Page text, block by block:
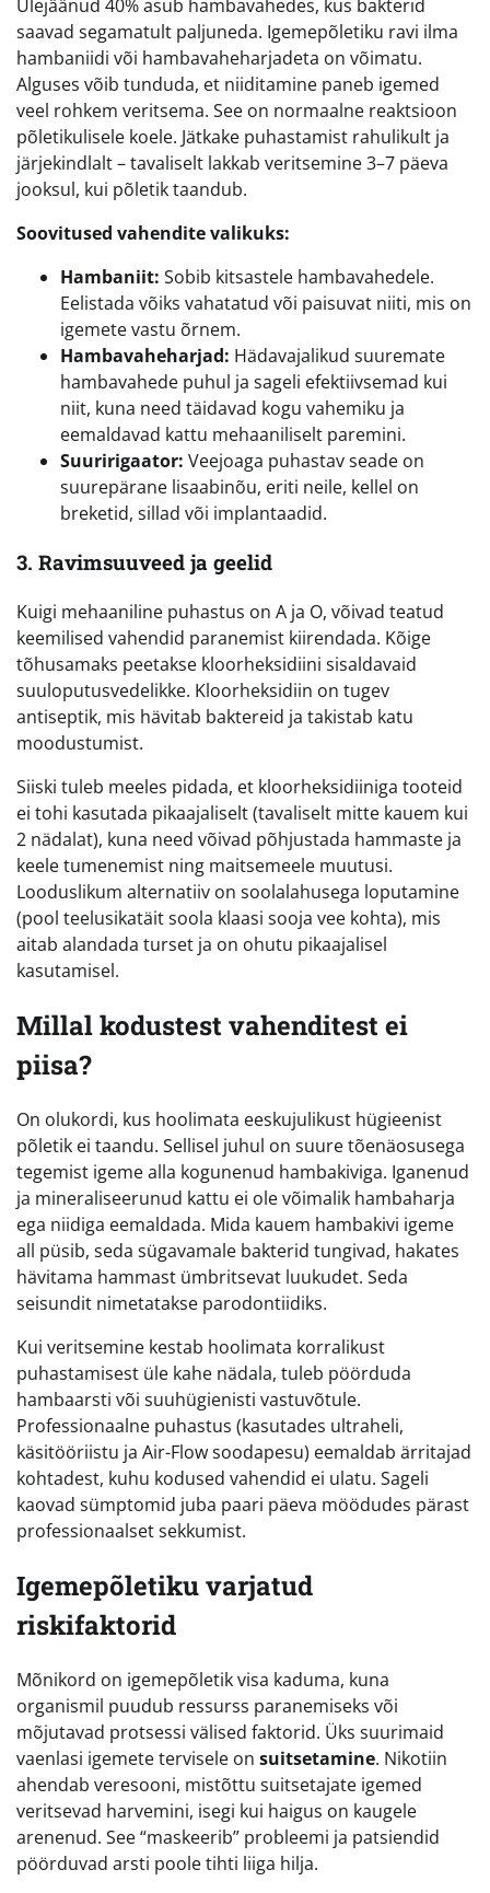
Ülejäänud 40% asub hambavahedes, kus bakterid
saavad segamatult paljuneda. Igemepõletiku ravi ilma
hambaniidi või hambavaheharjadeta on võimatu.
Alguses võib tunduda, et niiditamine paneb igemed
veel rohkem veritsema. See on normaalne reaktsioon
põletikulisele koele. Jätkake puhastamist rahulikult ja
järjekindlalt – tavaliselt lakkab veritsemine 3–7 päeva
jooksul, kui põletik taandub.
Soovitused vahendite valikuks:
Hambaniit: Sobib kitsastele hambavahedele.
Eelistada võiks vahatatud või paisuvat niiti, mis on
igemete vastu õrnem.
Hambavaheharjad: Hädavajalikud suuremate
hambavahede puhul ja sageli efektiivsemad kui
niit, kuna need täidavad kogu vahemiku ja
eemaldavad kattu mehaaniliselt paremini.
Suuririgaator: Veejoaga puhastav seade on
suurepärane lisaabinõu, eriti neile, kellel on
breketid, sillad või implantaadid.
3. Ravimsuuveed ja geelid
Kuigi mehaaniline puhastus on A ja O, võivad teatud
keemilised vahendid paranemist kiirendada. Kõige
tõhusamaks peetakse kloorheksidiini sisaldavaid
suuloputusvedelikke. Kloorheksidiin on tugev
antiseptik, mis hävitab baktereid ja takistab katu
moodustumist.
Siiski tuleb meeles pidada, et kloorheksidiiniga tooteid
ei tohi kasutada pikaajaliselt (tavaliselt mitte kauem kui
2 nädalat), kuna need võivad põhjustada hammaste ja
keele tumenemist ning maitsemeele muutusi.
Looduslikum alternatiiv on soolalahusega loputamine
(pool teelusikatäit soola klaasi sooja vee kohta), mis
aitab alandada turset ja on ohutu pikaajalisel
kasutamisel.
Millal kodustest vahenditest ei
piisa?
On olukordi, kus hoolimata eeskujulikust hügieenist
põletik ei taandu. Sellisel juhul on suure tõenäosusega
tegemist igeme alla kogunenud hambakiviga. Iganenud
ja mineraliseerunud kattu ei ole võimalik hambaharja
ega niidiga eemaldada. Mida kauem hambakivi igeme
all püsib, seda sügavamale bakterid tungivad, hakates
hävitama hammast ümbritsevat luukudet. Seda
seisundit nimetatakse parodontiidiks.
Kui veritsemine kestab hoolimata korralikust
puhastamisest üle kahe nädala, tuleb pöörduda
hambaarsti või suuhügienisti vastuvõtule.
Professionaalne puhastus (kasutades ultraheli,
käsitööriistu ja Air-Flow soodapesu) eemaldab ärritajad
kohtadest, kuhu kodused vahendid ei ulatu. Sageli
kaovad sümptomid juba paari päeva möödudes pärast
professionaalset sekkumist.
Igemepõletiku varjatud
riskifaktorid
Mõnikord on igemepõletik visa kaduma, kuna
organismil puudub ressurss paranemiseks või
mõjutavad protsessi välised faktorid. Üks suurimaid
vaenlasi igemete tervisele on suitsetamine. Nikotiin
ahendab veresooni, mistõttu suitsetajate igemed
veritsevad harvemini, isegi kui haigus on kaugele
arenenud. See “maskeerib” probleemi ja patsiendid
pöörduvad arsti poole tihti liiga hilja.